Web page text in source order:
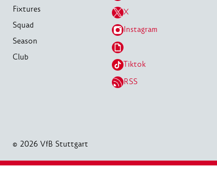
Fixtures
Squad
Season
Club
X
Instagram
Tiktok
RSS
© 2026 VfB Stuttgart